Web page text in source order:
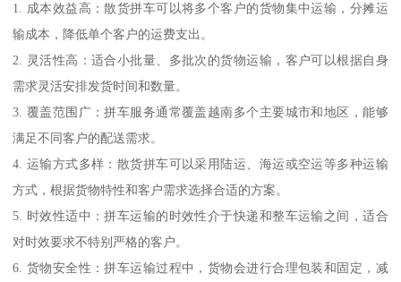
1. 成本效益高：散货拼车可以将多个客户的货物集中运输，分摊运
输成本，降低单个客户的运费支出。
2. 灵活性高：适合小批量、多批次的货物运输，客户可以根据自身
需求灵活安排发货时间和数量。
3. 覆盖范围广：拼车服务通常覆盖越南多个主要城市和地区，能够
满足不同客户的配送需求。
4. 运输方式多样：散货拼车可以采用陆运、海运或空运等多种运输
方式，根据货物特性和客户需求选择合适的方案。
5. 时效性适中：拼车运输的时效性介于快递和整车运输之间，适合
对时效要求不特别严格的客户。
6. 货物安全性：拼车运输过程中，货物会进行合理包装和固定，减